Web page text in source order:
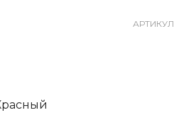
АРТИКУЛ